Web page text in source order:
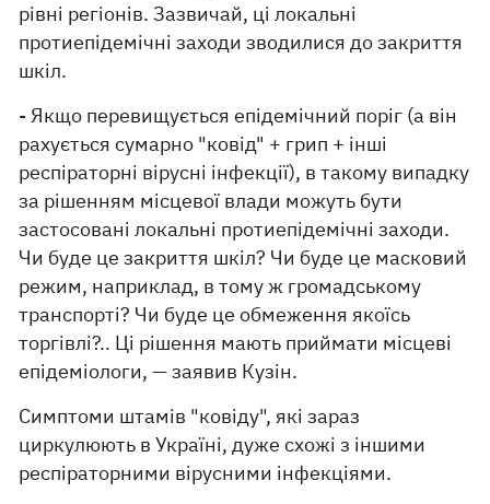
рівні регіонів. Зазвичай, ці локальні
протиепідемічні заходи зводилися до закриття
шкіл.
- Якщо перевищується епідемічний поріг (а він
рахується сумарно "ковід" + грип + інші
респіраторні вірусні інфекції), в такому випадку
за рішенням місцевої влади можуть бути
застосовані локальні протиепідемічні заходи.
Чи буде це закриття шкіл? Чи буде це масковий
режим, наприклад, в тому ж громадському
транспорті? Чи буде це обмеження якоїсь
торгівлі?.. Ці рішення мають приймати місцеві
епідеміологи, — заявив Кузін.
Симптоми штамів "ковіду", які зараз
циркулюють в Україні, дуже схожі з іншими
респіраторними вірусними інфекціями.